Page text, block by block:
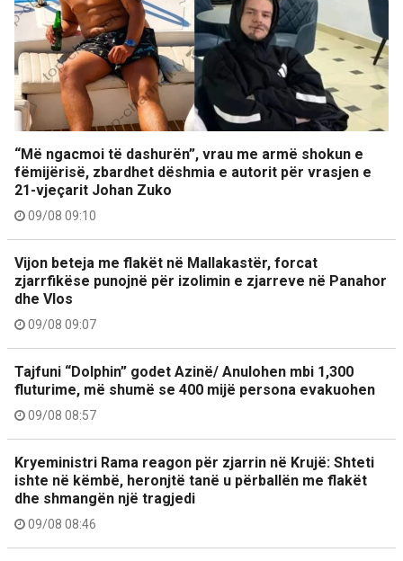
“Më ngacmoi të dashurën”, vrau me armë shokun e
fëmijërisë, zbardhet dëshmia e autorit për vrasjen e
21-vjeçarit Johan Zuko
09/08 09:10
Vijon beteja me flakët në Mallakastër, forcat
zjarrfikëse punojnë për izolimin e zjarreve në Panahor
dhe Vlos
09/08 09:07
Tajfuni “Dolphin” godet Azinë/ Anulohen mbi 1,300
fluturime, më shumë se 400 mijë persona evakuohen
09/08 08:57
Kryeministri Rama reagon për zjarrin në Krujë: Shteti
ishte në këmbë, heronjtë tanë u përballën me flakët
dhe shmangën një tragjedi
09/08 08:46